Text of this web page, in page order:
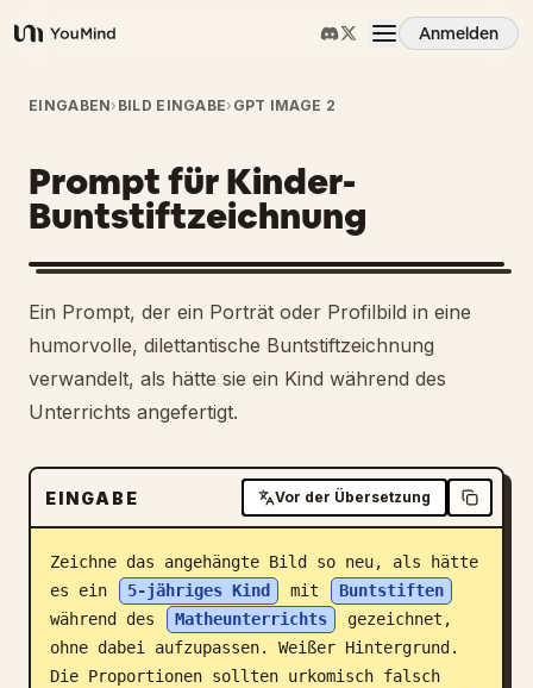
YouMind
Anmelden
Übersicht
Anwendungsfälle
Fähigkeiten
Prompts
Preise
Download
Blog
Updates
EINGABEN› BILD EINGABE› GPT IMAGE 2
Prompt für Kinder-
Buntstiftzeichnung
Ein Prompt, der ein Porträt oder Profilbild in eine
humorvolle, dilettantische Buntstiftzeichnung
verwandelt, als hätte sie ein Kind während des
Unterrichts angefertigt.
EINGABE Vor der Übersetzung
Zeichne das angehängte Bild so neu, als hätte
es ein
5-jähriges Kind mit
Buntstiften
während des
Matheunterrichts
gezeichnet,
ohne dabei aufzupassen. Weißer Hintergrund.
Die Proportionen sollten urkomisch falsch